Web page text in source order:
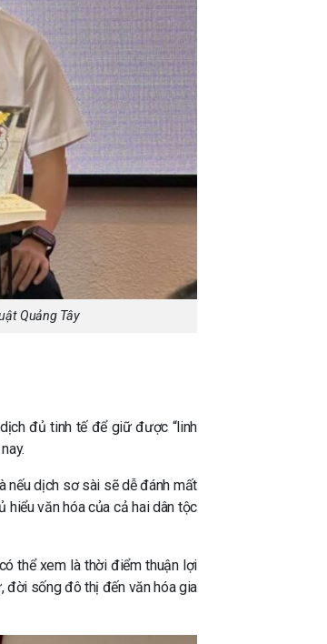
Quảng Tây
đủ tinh tế để giữ được “linh
nếu dịch sơ sài sẽ dễ đánh mất
hiểu văn hóa của cả hai dân tộc
thể xem là thời điểm thuận lợi
đời sống đô thị đến văn hóa gia